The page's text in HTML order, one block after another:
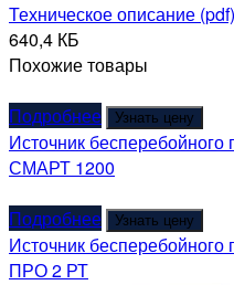
Техническое описание (pdf)
640,4 КБ
Похожие товары
Подробнее
Узнать цену
Источник
СМАРТ 1200
Подробнее
Узнать цену
Источник
ПРО 2 РТ